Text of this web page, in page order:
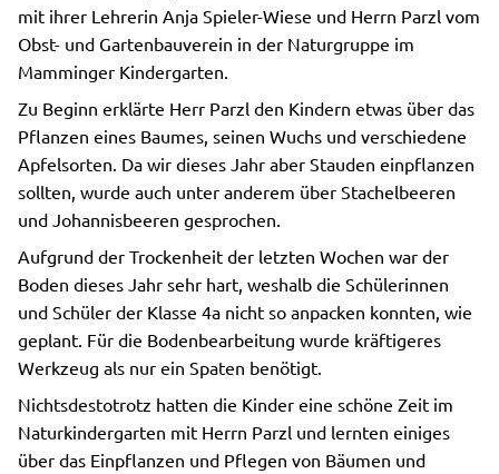
mit ihrer Lehrerin Anja Spieler-Wiese und Herrn Parzl vom
Obst- und Gartenbauverein in der Naturgruppe im
Mamminger Kindergarten.
Zu Beginn erklärte Herr Parzl den Kindern etwas über das
Pflanzen eines Baumes, seinen Wuchs und verschiedene
Apfelsorten. Da wir dieses Jahr aber Stauden einpflanzen
sollten, wurde auch unter anderem über Stachelbeeren
und Johannisbeeren gesprochen.
Aufgrund der Trockenheit der letzten Wochen war der
Boden dieses Jahr sehr hart, weshalb die Schülerinnen
und Schüler der Klasse 4a nicht so anpacken konnten, wie
geplant. Für die Bodenbearbeitung wurde kräftigeres
Werkzeug als nur ein Spaten benötigt.
Nichtsdestotrotz hatten die Kinder eine schöne Zeit im
Naturkindergarten mit Herrn Parzl und lernten einiges
über das Einpflanzen und Pflegen von Bäumen und